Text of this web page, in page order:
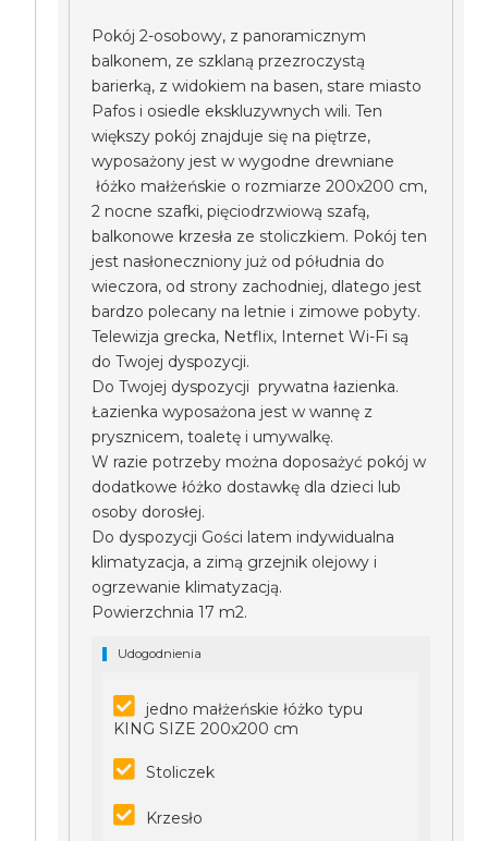
Pokój 2-osobowy, z panoramicznym
balkonem, ze szklaną przezroczystą
barierką, z widokiem na basen, stare miasto
Pafos i osiedle ekskluzywnych wili. Ten
większy pokój znajduje się na piętrze,
wyposażony jest w wygodne drewniane
łóżko małżeńskie o rozmiarze 200x200 cm,
2 nocne szafki, pięciodrzwiową szafą,
balkonowe krzesła ze stoliczkiem. Pokój ten
jest nasłoneczniony już od półudnia do
wieczora, od strony zachodniej, dlatego jest
bardzo polecany na letnie i zimowe pobyty.
Telewizja grecka, Netflix, Internet Wi-Fi są
do Twojej dyspozycji.
Do Twojej dyspozycji prywatna łazienka.
Łazienka wyposażona jest w wannę z
prysznicem, toaletę i umywalkę.
W razie potrzeby można doposażyć pokój w
dodatkowe łóżko dostawkę dla dzieci lub
osoby dorosłej.
Do dyspozycji Gości latem indywidualna
klimatyzacja, a zimą grzejnik olejowy i
ogrzewanie klimatyzacją.
Powierzchnia 17 m2.
Udogodnienia
jedno małżeńskie łóżko typu
KING SIZE 200x200 cm
Stoliczek
Krzesło